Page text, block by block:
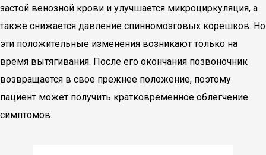
застой венозной крови и улучшается микроциркуляция, а
также снижается давление спинномозговых корешков. Но
эти положительные изменения возникают только на
время вытягивания. После его окончания позвоночник
возвращается в свое прежнее положение, поэтому
пациент может получить кратковременное облегчение
симптомов.